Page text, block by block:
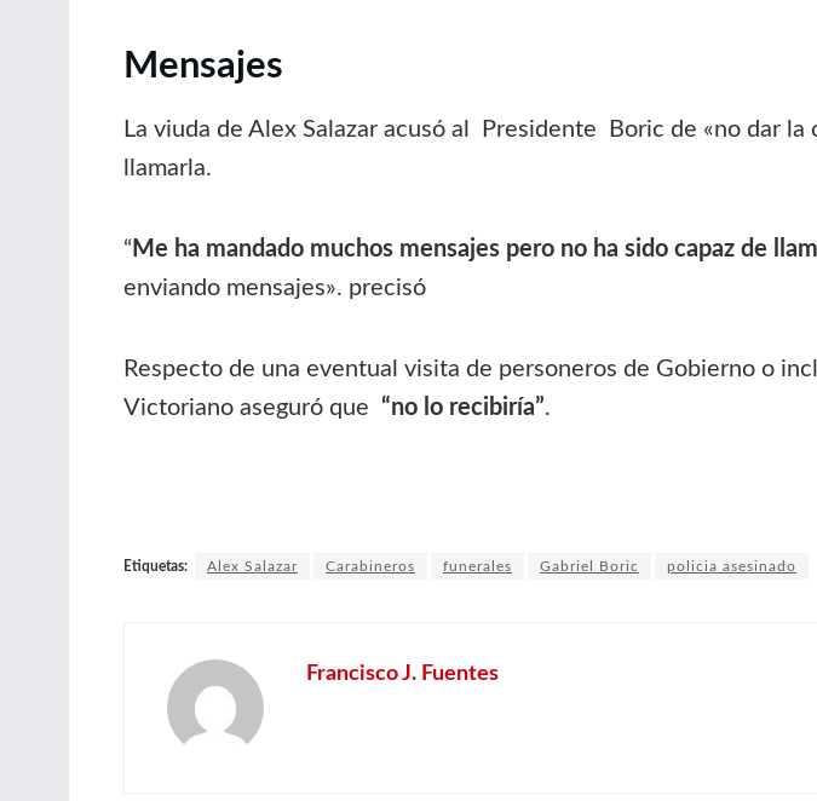
Mensajes
La viuda de Alex Salazar acusó al Presidente Boric de «no dar
llamarla.
“ Me ha mandado muchos mensajes pero no ha sido capaz de
enviando mensajes». precisó
Respecto de una eventual visita de personeros de Gobierno o
Victoriano aseguró que “no lo recibiría”.
Etiquetas: Alex Salazar Carabineros funerales Gabriel Boric policia asesinado
Francisco J. Fuentes